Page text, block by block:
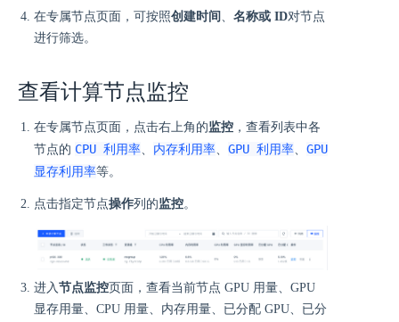
在专属节点页面，可按照创建时间 、 名称或 ID对节点
进行筛选。
查看计算节点监控
在专属节点页面，点击右上角的监控 ，查看列表中各
节点的 CPU 利用率、 内存利用率、 GPU 利用率、 GPU
显存利用率等。
点击指定节点操作列的监控。
进入 节点监控页面，查看当前节点 GPU 用量、GPU
显存用量、CPU 用量、内存用量、已分配 GPU、已分